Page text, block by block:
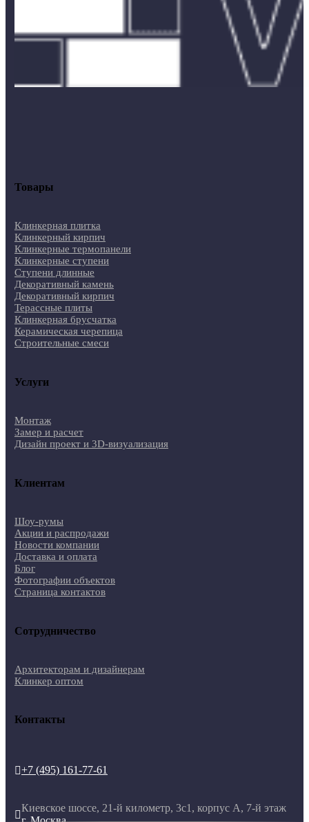
Товары
Клинкерная плитка
Клинкерный кирпич
Клинкерные термопанели
Клинкерные ступени
Ступени длинные
Декоративный камень
Декоративный кирпич
Терассные плиты
Клинкерная брусчатка
Керамическая черепица
Строительные смеси
Услуги
Монтаж
Замер и расчет
Дизайн проект и 3D-визуализация
Клиентам
Шоу-румы
Акции и распродажи
Новости компании
Доставка и оплата
Блог
Фотографии объектов
Страница контактов
Сотрудничество
Архитекторам и дизайнерам
Клинкер оптом
Контакты
+7 (495) 161-77-61

Киевское шоссе, 21-й километр, 3с1, корпус А, 7-й этаж